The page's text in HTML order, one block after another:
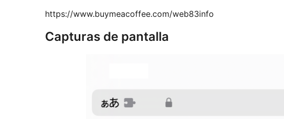
https://www.buymeacoffee.com/web83info
Capturas de pantalla